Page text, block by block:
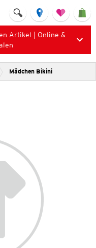
Artikel | Online &
Mädchen Bikini